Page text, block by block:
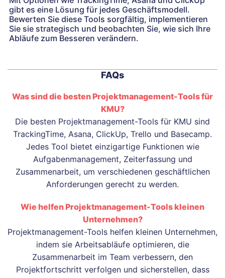
gibt es eine Lösung für jedes Geschäftsmodell.
Bewerten Sie diese Tools sorgfältig, implementieren
Sie sie strategisch und beobachten Sie, wie sich Ihre
Abläufe zum Besseren verändern.
FAQs
Was sind die besten Projektmanagement-Tools für
KMU?
Die besten Projektmanagement-Tools für KMU sind
TrackingTime, Asana, ClickUp, Trello und Basecamp.
Jedes Tool bietet einzigartige Funktionen wie
Aufgabenmanagement, Zeiterfassung und
Zusammenarbeit, um verschiedenen geschäftlichen
Anforderungen gerecht zu werden.
Wie helfen Projektmanagement-Tools kleinen
Unternehmen?
Projektmanagement-Tools helfen kleinen Unternehmen,
indem sie Arbeitsabläufe optimieren, die
Zusammenarbeit im Team verbessern, den
Projektfortschritt verfolgen und sicherstellen, dass